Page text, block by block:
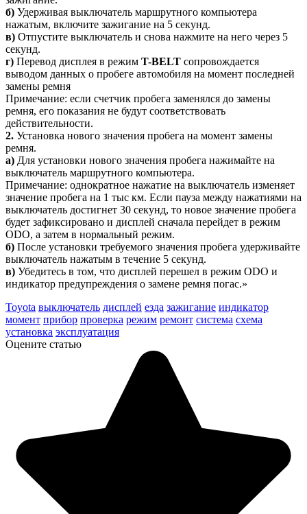
б) Удерживая выключатель маршрутного компьютера
нажатым, включите зажигание на 5 секунд.
в) Отпустите выключатель и снова нажмите на него через 5
секунд.
г) Перевод дисплея в режим T-BELT сопровождается
выводом данных о пробеге автомобиля на момент последней
замены ремня
Примечание: если счетчик пробега заменялся до замены
ремня, его показания не будут соответствовать
действительности.
2. Установка нового значения пробега на момент замены
ремня.
а) Для установки нового значения пробега нажимайте на
выключатель маршрутного компьютера.
Примечание: однократное нажатие на выключатель изменяет
значение пробега на 1 тыс км. Если пауза между нажатиями на
выключатель достигнет 30 секунд, то новое значение пробега
будет зафиксировано и дисплей сначала перейдет в режим
ODO, а затем в нормальный режим.
б) После установки требуемого значения пробега удерживайте
выключатель нажатым в течение 5 секунд.
в) Убедитесь в том, что дисплей перешел в режим ODO и
индикатор предупреждения о замене ремня погас.»
Toyota выключатель дисплей езда зажигание индикатор
момент прибор проверка режим ремонт система схема
установка эксплуатация
Оцените статью